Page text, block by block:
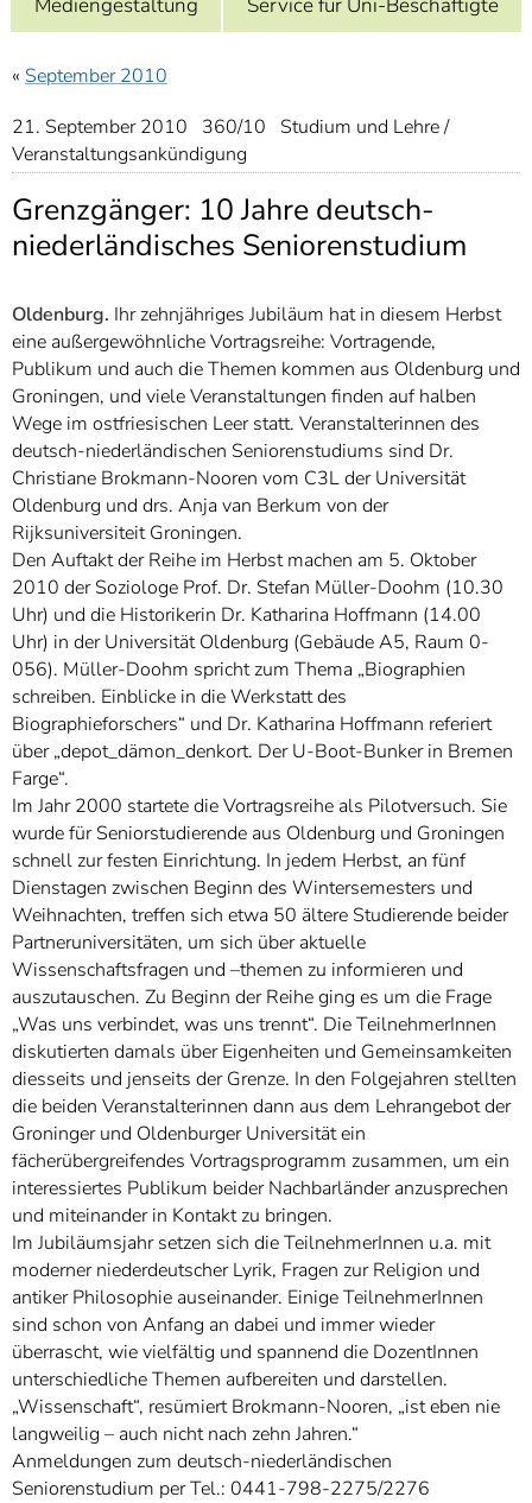
7]
Informationen zur
« September 2010
21. September 2010 360/10 Studium und Lehre /
Veranstaltungsankündigung
Grenzgänger: 10 Jahre deutsch-
niederländisches Seniorenstudium
Oldenburg. Ihr zehnjähriges Jubiläum hat in diesem Herbst
eine außergewöhnliche Vortragsreihe: Vortragende,
Publikum und auch die Themen kommen aus Oldenburg und
Groningen, und viele Veranstaltungen finden auf halben
Wege im ostfriesischen Leer statt. Veranstalterinnen des
deutsch-niederländischen Seniorenstudiums sind Dr.
Christiane Brokmann-Nooren vom C3L der Universität
Oldenburg und drs. Anja van Berkum von der
Rijksuniversiteit Groningen.
Den Auftakt der Reihe im Herbst machen am 5. Oktober
2010 der Soziologe Prof. Dr. Stefan Müller-Doohm (10.30
Uhr) und die Historikerin Dr. Katharina Hoffmann (14.00
Uhr) in der Universität Oldenburg (Gebäude A5, Raum 0-
056). Müller-Doohm spricht zum Thema „Biographien
schreiben. Einblicke in die Werkstatt des
Biographieforschers“ und Dr. Katharina Hoffmann referiert
über „depot_dämon_denkort. Der U-Boot-Bunker in Bremen
Farge“.
Im Jahr 2000 startete die Vortragsreihe als Pilotversuch. Sie
wurde für Seniorstudierende aus Oldenburg und Groningen
schnell zur festen Einrichtung. In jedem Herbst, an fünf
Dienstagen zwischen Beginn des Wintersemesters und
Weihnachten, treffen sich etwa 50 ältere Studierende beider
Partneruniversitäten, um sich über aktuelle
Wissenschaftsfragen und –themen zu informieren und
auszutauschen. Zu Beginn der Reihe ging es um die Frage
„Was uns verbindet, was uns trennt“. Die TeilnehmerInnen
diskutierten damals über Eigenheiten und Gemeinsamkeiten
diesseits und jenseits der Grenze. In den Folgejahren stellten
die beiden Veranstalterinnen dann aus dem Lehrangebot der
Groninger und Oldenburger Universität ein
fächerübergreifendes Vortragsprogramm zusammen, um ein
interessiertes Publikum beider Nachbarländer anzusprechen
und miteinander in Kontakt zu bringen.
Im Jubiläumsjahr setzen sich die TeilnehmerInnen u.a. mit
moderner niederdeutscher Lyrik, Fragen zur Religion und
antiker Philosophie auseinander. Einige TeilnehmerInnen
sind schon von Anfang an dabei und immer wieder
überrascht, wie vielfältig und spannend die DozentInnen
unterschiedliche Themen aufbereiten und darstellen.
„Wissenschaft“, resümiert Brokmann-Nooren, „ist eben nie
langweilig – auch nicht nach zehn Jahren.“
Anmeldungen zum deutsch-niederländischen
Seniorenstudium per Tel.: 0441-798-2275/2276